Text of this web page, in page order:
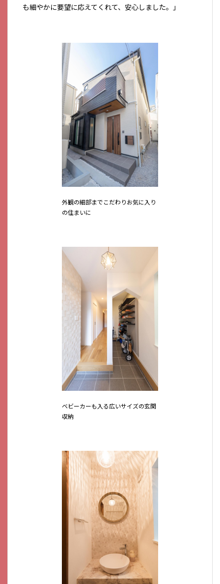
も細やかに要望に応えてくれて、安心しました。」
外観の細部までこだわりお気に入り
の住まいに
ベビーカーも入る広いサイズの玄関
収納